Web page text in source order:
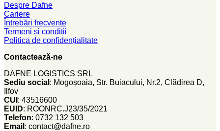
Despre Dafne
Cariere
Întrebări frecvente
Termeni și condiții
Politica de confidențialitate
Contactează-ne
DAFNE LOGISTICS SRL
Sediu social : Mogoșoaia, Str. Buiacului, Nr.2, Clădirea D,
Ilfov
CUI : 43516600
EUID: ROONRC.J23/35/2021
Telefon: 0732 132 503
Email : contact@dafne.ro